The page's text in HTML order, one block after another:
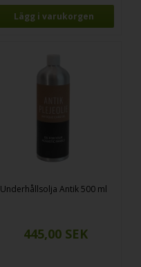
Underhållsolja Antik 500 ml